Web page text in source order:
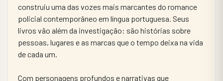
construiu uma das vozes mais marcantes do romance
policial contemporâneo em língua portuguesa. Seus
livros vão além da investigação: são histórias sobre
pessoas, lugares e as marcas que o tempo deixa na vida
de cada um.
Com personagens profundos e narrativas que